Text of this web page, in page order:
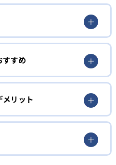
学年方式」で個別指導
校生までを対象として個別指導
る「無学年方式」を採用して
学年方式」では、生徒が個々
きるため、一度立ち止まって
学習したり、余裕がある場合
たりすることも可能である。
すすめ
を上げたい人向け
た！」を重視する形で個別指
習を進められるよう「無学年
らない問題がある場合は立ち
ことができる。また、覚えた
見える力」だけでなく、学習
リット